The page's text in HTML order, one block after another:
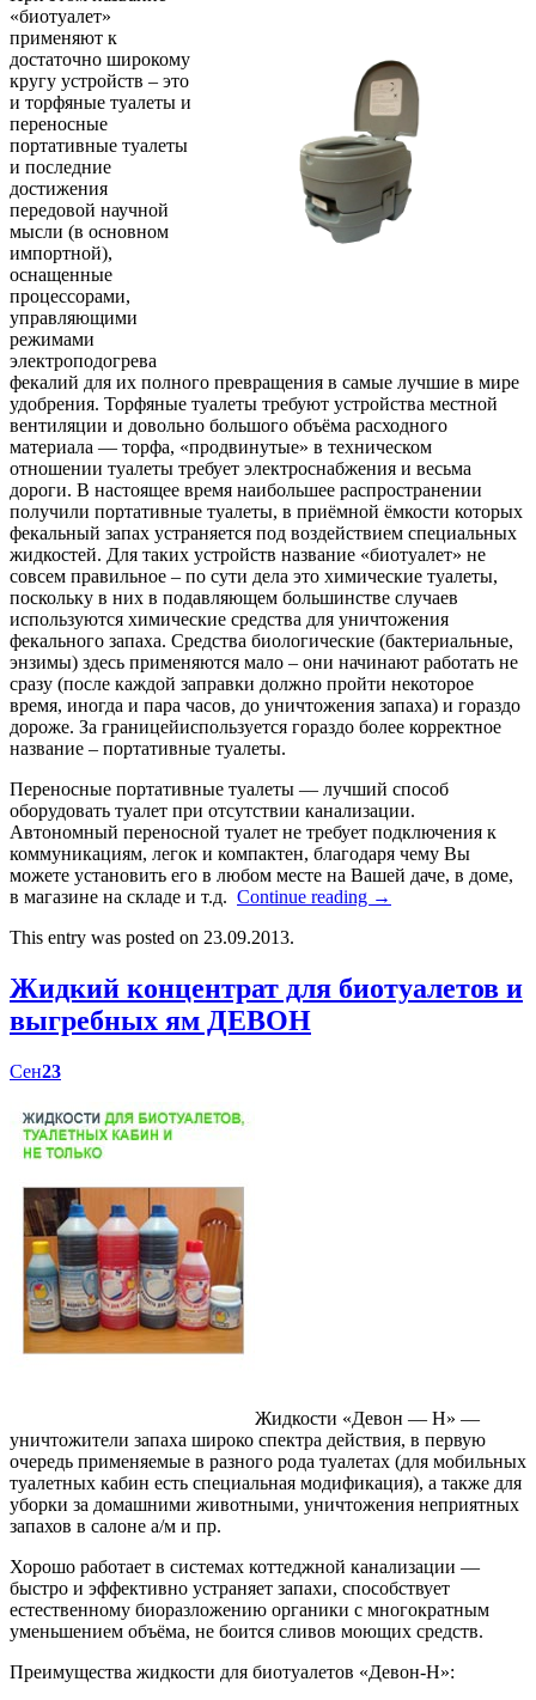
«биотуалет»
применяют к
достаточно широкому
кругу устройств – это
и торфяные туалеты и
переносные
портативные туалеты
и последние
достижения
передовой научной
мысли (в основном
импортной),
оснащенные
процессорами,
управляющими
режимами
электроподогрева
фекалий для их полного превращения в самые лучшие в мире
удобрения. Торфяные туалеты требуют устройства местной
вентиляции и довольно большого объёма расходного
материала — торфа, «продвинутые» в техническом
отношении туалеты требует электроснабжения и весьма
дороги. В настоящее время наибольшее распространении
получили портативные туалеты, в приёмной ёмкости которых
фекальный запах устраняется под воздействием специальных
жидкостей. Для таких устройств название «биотуалет» не
совсем правильное – по сути дела это химические туалеты,
поскольку в них в подавляющем большинстве случаев
используются химические средства для уничтожения
фекального запаха. Средства биологические (бактериальные,
энзимы) здесь применяются мало – они начинают работать не
сразу (после каждой заправки должно пройти некоторое
время, иногда и пара часов, до уничтожения запаха) и гораздо
дороже. За границейиспользуется гораздо более корректное
название – портативные туалеты.
Переносные портативные туалеты — лучший способ
оборудовать туалет при отсутствии канализации.
Автономный переносной туалет не требует подключения к
коммуникациям, легок и компактен, благодаря чему Вы
можете установить его в любом месте на Вашей даче, в доме,
в магазине на складе и т.д. Continue reading →
This entry was posted on 23.09.2013.
Жидкий концентрат для биотуалетов и
выгребных ям ДЕВОН
Сен23
Жидкости «Девон — Н» —
уничтожители запаха широко спектра действия, в первую
очередь применяемые в разного рода туалетах (для мобильных
туалетных кабин есть специальная модификация), а также для
уборки за домашними животными, уничтожения неприятных
запахов в салоне а/м и пр.
Хорошо работает в системах коттеджной канализации —
быстро и эффективно устраняет запахи, способствует
естественному биоразложению органики с многократным
уменьшением объёма, не боится сливов моющих средств.
Преимущества жидкости для биотуалетов «Девон-Н»: